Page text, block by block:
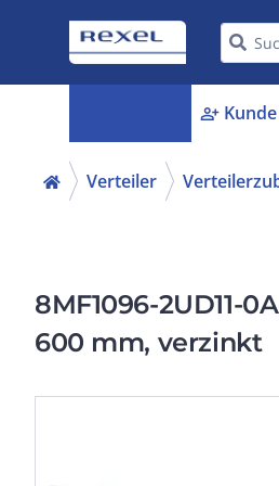
person_add
Verteiler
8MF1096-2UD11-
600 mm, verzinkt